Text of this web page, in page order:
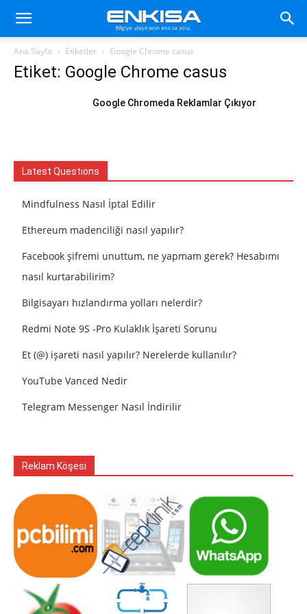
Ana Sayfa Etiketler Google Chrome casus
Etiket: Google Chrome casus
Google Chromeda Reklamlar Çıkıyor
Latest Questions
Mindfulness Nasıl İptal Edilir
Ethereum madenciliği nasıl yapılır?
Facebook şifremi unuttum, ne yapmam gerek? Hesabımı
nasıl kurtarabilirim?
Bilgisayarı hızlandırma yolları nelerdir?
Redmi Note 9S -Pro Kulaklık İşareti Sorunu
Et (@) işareti nasıl yapılır? Nerelerde kullanılır?
YouTube Vanced Nedir
Telegram Messenger Nasıl İndirilir
Reklam Köşesi